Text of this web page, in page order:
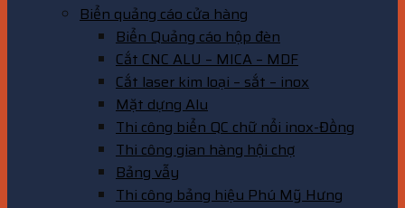
Biển quảng cáo cửa hàng
Biển Quảng cáo hộp đèn
Cắt CNC ALU – MICA – MDF
Cắt laser kim loại – sắt – inox
Mặt dựng Alu
Thi công biển QC chữ nổi inox-Đồng
Thi công gian hàng hội chợ
Bảng vẫy
Thi công bảng hiệu Phú Mỹ Hưng